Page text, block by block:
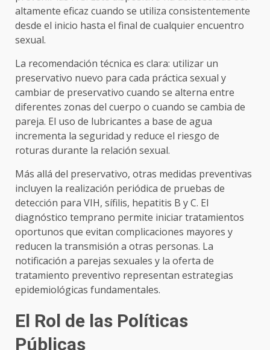
altamente eficaz cuando se utiliza consistentemente
desde el inicio hasta el final de cualquier encuentro
sexual.
La recomendación técnica es clara: utilizar un
preservativo nuevo para cada práctica sexual y
cambiar de preservativo cuando se alterna entre
diferentes zonas del cuerpo o cuando se cambia de
pareja. El uso de lubricantes a base de agua
incrementa la seguridad y reduce el riesgo de
roturas durante la relación sexual.
Más allá del preservativo, otras medidas preventivas
incluyen la realización periódica de pruebas de
detección para VIH, sífilis, hepatitis B y C. El
diagnóstico temprano permite iniciar tratamientos
oportunos que evitan complicaciones mayores y
reducen la transmisión a otras personas. La
notificación a parejas sexuales y la oferta de
tratamiento preventivo representan estrategias
epidemiológicas fundamentales.
El Rol de las Políticas
Públicas